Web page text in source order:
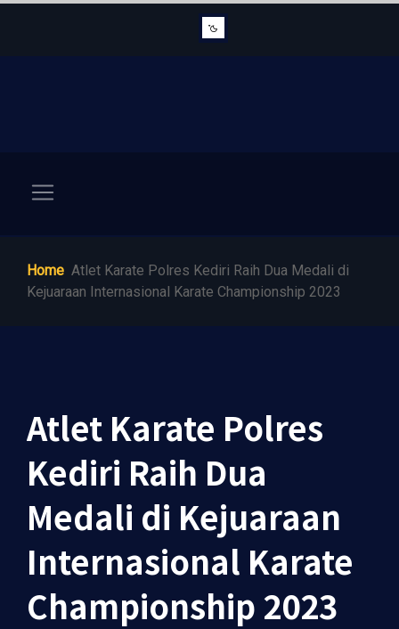
Home Atlet Karate Polres Kediri Raih Dua Medali di
Kejuaraan Internasional Karate Championship 2023
Atlet Karate Polres
Kediri Raih Dua
Medali di Kejuaraan
Internasional Karate
Championship 2023